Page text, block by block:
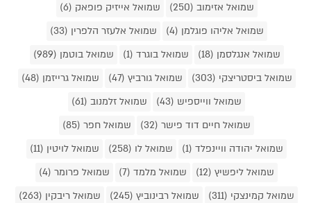
שמואל אזימוב (250)
שמואל אייזיק פופאק (6)
שמואל אליהו פוגלמן (4)
שמואל אלעזר הלפרין (33)
שמואל אנגלסמן (18)
שמואל בוגרד (1)
שמואל בוטמן (989)
שמואל ביסטריצקי (303)
שמואל גורביץ (47)
שמואל גרייזמן (48)
שמואל ווייספיש (43)
שמואל זלמנוב (61)
שמואל חיים דוד פישר (32)
שמואל חפר (85)
שמואל יהודה וויינפלד (1)
שמואל לו (258)
שמואל לויטין (11)
שמואל ליפשיץ (12)
שמואל מלמד (7)
שמואל פרומר (4)
שמואל קמינצקי (311)
שמואל רבינוביץ (245)
שמואל ריבקין (263)